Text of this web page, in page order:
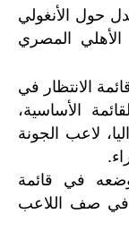
حول الأنغولي
المصري
الانتظار في
الأساسية،
لاعب الجونة
في قائمة
في صف اللاعب